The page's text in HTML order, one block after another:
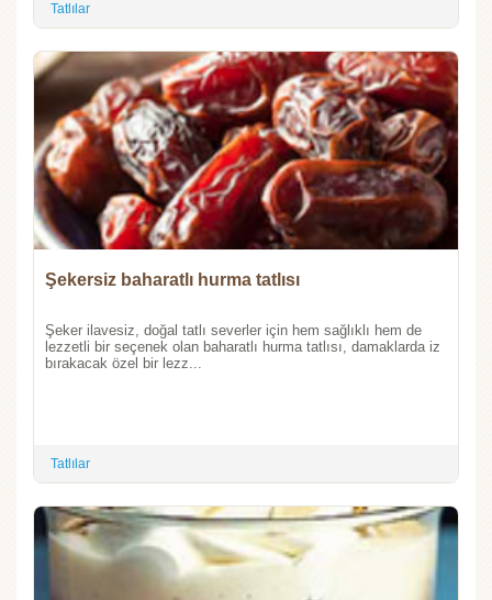
Tatlılar
Şekersiz baharatlı hurma tatlısı
Şeker ilavesiz, doğal tatlı severler için hem sağlıklı hem de
lezzetli bir seçenek olan baharatlı hurma tatlısı, damaklarda iz
bırakacak özel bir lezz...
Tatlılar